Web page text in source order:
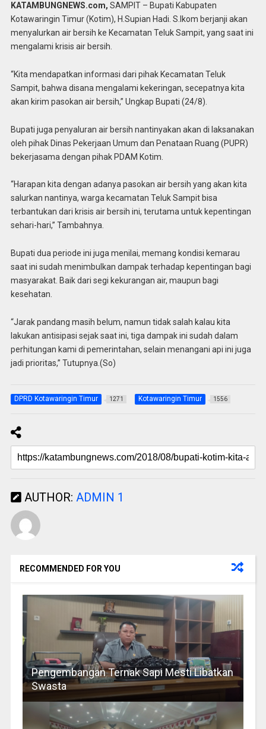
KATAMBUNGNEWS.com, SAMPIT – Bupati Kabupaten
Kotawaringin Timur (Kotim), H.Supian Hadi. S.Ikom berjanji akan
menyalurkan air bersih ke Kecamatan Teluk Sampit, yang saat ini
mengalami krisis air bersih.
“Kita mendapatkan informasi dari pihak Kecamatan Teluk
Sampit, bahwa disana mengalami kekeringan, secepatnya kita
akan kirim pasokan air bersih,” Ungkap Bupati (24/8).
Bupati juga penyaluran air bersih nantinyakan akan di laksanakan
oleh pihak Dinas Pekerjaan Umum dan Penataan Ruang (PUPR)
bekerjasama dengan pihak PDAM Kotim.
“Harapan kita dengan adanya pasokan air bersih yang akan kita
salurkan nantinya, warga kecamatan Teluk Sampit bisa
terbantukan dari krisis air bersih ini, terutama untuk kepentingan
sehari-hari,” Tambahnya.
Bupati dua periode ini juga menilai, memang kondisi kemarau
saat ini sudah menimbulkan dampak terhadap kepentingan bagi
masyarakat. Baik dari segi kekurangan air, maupun bagi
kesehatan.
“Jarak pandang masih belum, namun tidak salah kalau kita
lakukan antisipasi sejak saat ini, tiga dampak ini sudah dalam
perhitungan kami di pemerintahan, selain menangani api ini juga
jadi prioritas,” Tutupnya.(So)
DPRD Kotawaringin Timur 1271 Kotawaringin Timur 1556
AUTHOR: ADMIN 1
RECOMMENDED FOR YOU
Pengembangan Ternak Sapi Mesti Libatkan
Swasta